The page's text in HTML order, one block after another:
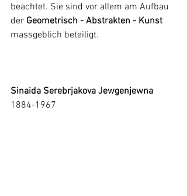
beachtet. Sie sind vor allem am Aufbau
der Geometrisch - Abstrakten - Kunst
massgeblich beteiligt.
Sinaida Serebrjakova Jewgenjewna
1884-1967